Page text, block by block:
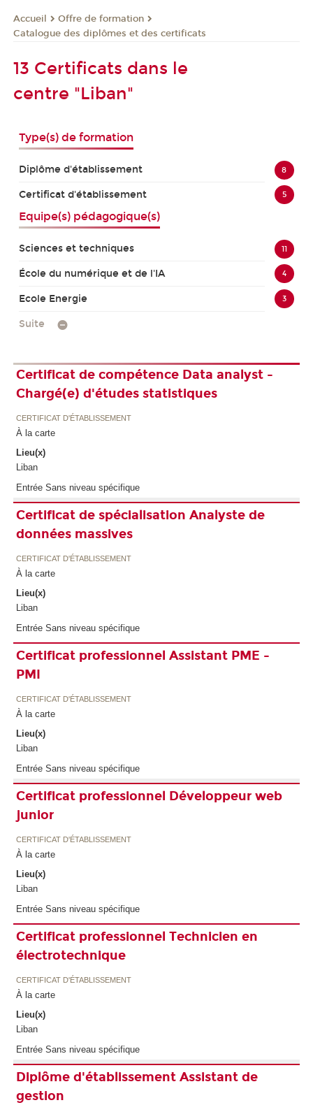
Accueil
Offre de formation
Catalogue des diplômes et des certificats
13 Certificats dans le
centre "Liban"
Type(s) de formation
Diplôme d'établissement 8
Certificat d'établissement 5
Equipe(s) pédagogique(s)
Sciences et techniques 11
École du numérique et de l'IA 4
Ecole Energie 3
Suite
Certificat de compétence Data analyst -
Chargé(e) d'études statistiques
CERTIFICAT D'ÉTABLISSEMENT
À la carte
Lieu(x)
Liban
Entrée Sans niveau spécifique
Certificat de spécialisation Analyste de
données massives
CERTIFICAT D'ÉTABLISSEMENT
À la carte
Lieu(x)
Liban
Entrée Sans niveau spécifique
Certificat professionnel Assistant PME -
PMI
CERTIFICAT D'ÉTABLISSEMENT
À la carte
Lieu(x)
Liban
Entrée Sans niveau spécifique
Certificat professionnel Développeur web
junior
CERTIFICAT D'ÉTABLISSEMENT
À la carte
Lieu(x)
Liban
Entrée Sans niveau spécifique
Certificat professionnel Technicien en
électrotechnique
CERTIFICAT D'ÉTABLISSEMENT
À la carte
Lieu(x)
Liban
Entrée Sans niveau spécifique
Diplôme d'établissement Assistant de
gestion